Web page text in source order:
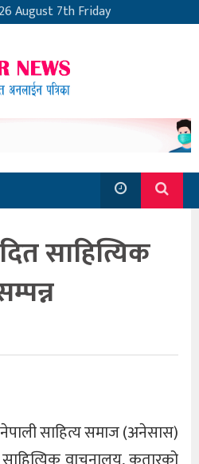
August 7th Friday
साहित्यिक
नेपाली साहित्य समाज (अनेसास)